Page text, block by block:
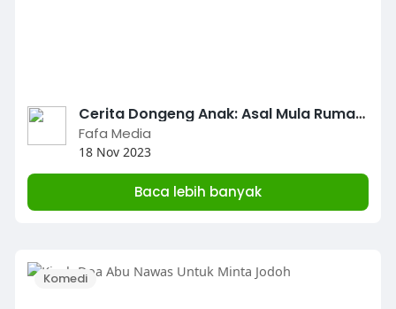
Cerita Dongeng Anak: Asal Mula Rumah Siput
Fafa Media
18 Nov 2023
Baca lebih banyak
Komedi